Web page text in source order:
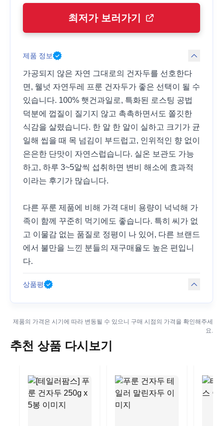
최저가 보러가기
제품 정보
가공되지 않은 자연 그대로의 건자두를 선호한다
면, 웰넛 자연두레 프룬 건자두가 좋은 선택이 될 수
있습니다. 100% 햇건과일로, 특화된 로스팅 공법
덕분에 껍질이 질기지 않고 촉촉하면서도 쫄깃한
식감을 살렸습니다. 한 알 한 알이 실하고 크기가 균
일해 씹을 때 목 넘김이 부드럽고, 인위적인 향 없이
은은한 단맛이 자연스럽습니다. 실온 보관도 가능
하고, 하루 3~5알씩 섭취하면 변비 해소에 효과적
이라는 후기가 많습니다.
다른 푸룬 제품에 비해 가격 대비 용량이 넉넉해 가
족이 함께 꾸준히 먹기에도 좋습니다. 특히 씨가 없
고 이물감 없는 품질로 정평이 나 있어, 다른 브랜드
에서 불만을 느낀 분들의 재구매율도 높은 편입니
다.
상품평
제품의 가격은 시기에 따라 변동될 수 있으니 구매 시점의 가격을 확인해주세
요.
추천 상품 다시보기